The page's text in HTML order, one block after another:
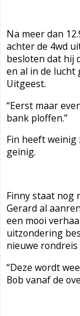
Na meer dan
achter de 4wd
besloten dat hij
en al in de lucht
Uitgeest.
“Eerst maar
bank ploffen.”
Fin heeft weinig
geinig.
Finny staat nog
Gerard al
een mooi
uitzondering
nieuwe
“Deze wordt
Bob vanaf de